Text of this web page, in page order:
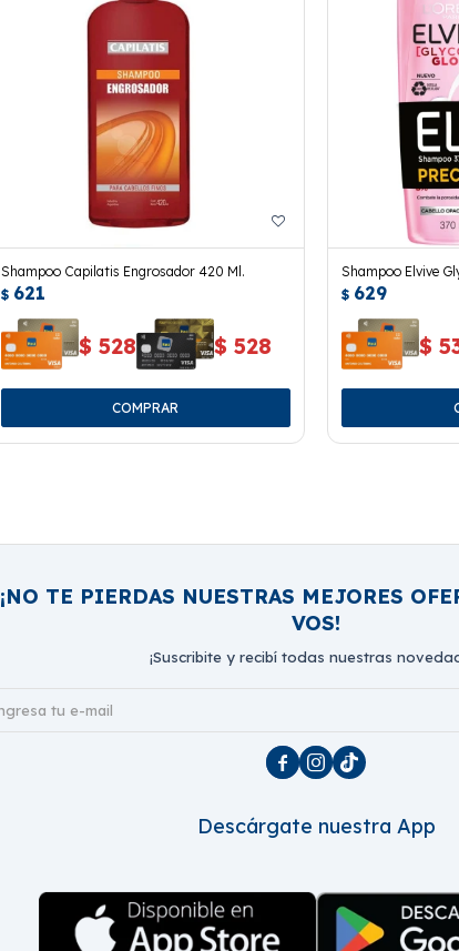
Shampoo Capilatis Engrosador 420 Ml.
$ 621
$ 528 $ 528
Shampoo Elvive
Acondicionador
$ 629
$
¡NO TE PIERDAS NUESTRAS MEJORES
VOS!
¡Suscribite y recibí todas nuestras
  
Descárgate nuestra App